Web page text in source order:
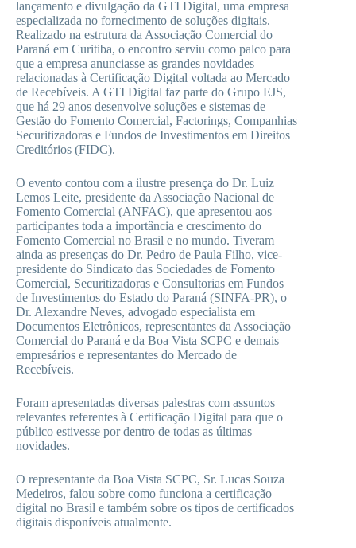
lançamento e divulgação da GTI Digital, uma empresa
especializada no fornecimento de soluções digitais.
Realizado na estrutura da Associação Comercial do
Paraná em Curitiba, o encontro serviu como palco para
que a empresa anunciasse as grandes novidades
relacionadas à Certificação Digital voltada ao Mercado
de Recebíveis. A GTI Digital faz parte do Grupo EJS,
que há 29 anos desenvolve soluções e sistemas de
Gestão do Fomento Comercial, Factorings, Companhias
Securitizadoras e Fundos de Investimentos em Direitos
Creditórios (FIDC).
O evento contou com a ilustre presença do Dr. Luiz
Lemos Leite, presidente da Associação Nacional de
Fomento Comercial (ANFAC), que apresentou aos
participantes toda a importância e crescimento do
Fomento Comercial no Brasil e no mundo. Tiveram
ainda as presenças do Dr. Pedro de Paula Filho, vice-
presidente do Sindicato das Sociedades de Fomento
Comercial, Securitizadoras e Consultorias em Fundos
de Investimentos do Estado do Paraná (SINFA-PR), o
Dr. Alexandre Neves, advogado especialista em
Documentos Eletrônicos, representantes da Associação
Comercial do Paraná e da Boa Vista SCPC e demais
empresários e representantes do Mercado de
Recebíveis.
Foram apresentadas diversas palestras com assuntos
relevantes referentes à Certificação Digital para que o
público estivesse por dentro de todas as últimas
novidades.
O representante da Boa Vista SCPC, Sr. Lucas Souza
Medeiros, falou sobre como funciona a certificação
digital no Brasil e também sobre os tipos de certificados
digitais disponíveis atualmente.